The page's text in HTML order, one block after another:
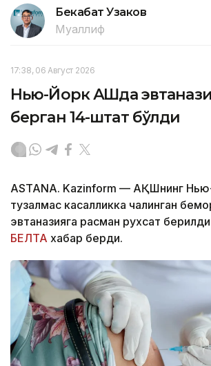
Бекабат Узаков
Муаллиф
17:38, 06 Август 2026
Нью-Йорк АҚШда
берган 14-штат бўлди
ASTANA. Kazinform — АҚШнинг
тузалмас касалликка чалинган
эвтаназияга расман рухсат
БЕЛТА хабар берди.